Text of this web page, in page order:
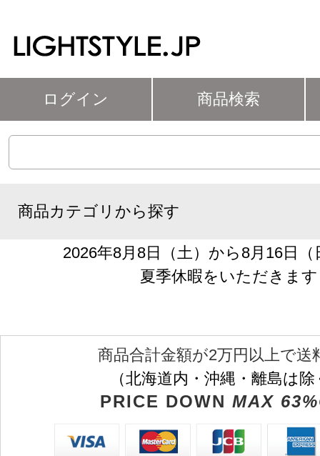
ログイン 商品検索
商品カテゴリから探す
2026年8月8日（土）から8月16日
夏季休暇をいただきます
商品合計金額が2万円以上で送
（北海道内・沖縄・離島は
PRICE DOWN MAX